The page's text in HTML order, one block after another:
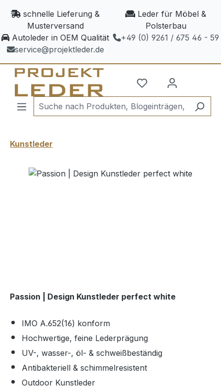
Zum Hauptinhalt springen
schnelle Lieferung &
Musterversand
Leder für Möbel &
Polsterbau
Autoleder in OEM Qualität
+49 (0) 9261 / 675 46 - 59
service@projektleder.de
Kunstleder
Bildergalerie überspringen
Passion | Design Kunstleder perfect white
IMO A.652(16) konform
Hochwertige, feine Lederprägung
UV-, wasser-, öl- & schweißbeständig
Antibakteriell & schimmelresistent
Outdoor Kunstleder